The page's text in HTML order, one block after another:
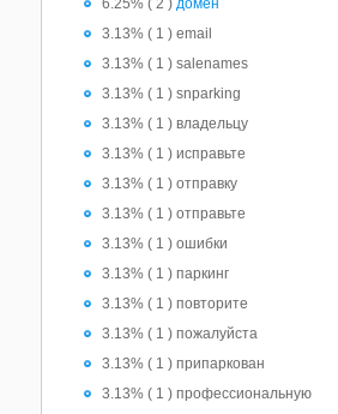
6.25% ( 2 ) домен
3.13% ( 1 ) email
3.13% ( 1 ) salenames
3.13% ( 1 ) snparking
3.13% ( 1 ) владельцу
3.13% ( 1 ) исправьте
3.13% ( 1 ) отправку
3.13% ( 1 ) отправьте
3.13% ( 1 ) ошибки
3.13% ( 1 ) паркинг
3.13% ( 1 ) повторите
3.13% ( 1 ) пожалуйста
3.13% ( 1 ) припаркован
3.13% ( 1 ) профессиональную